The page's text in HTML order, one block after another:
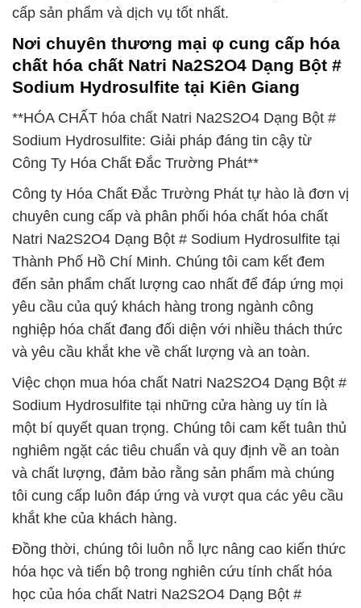
cấp sản phẩm và dịch vụ tốt nhất.
Nơi chuyên thương mại φ cung cấp hóa
chất hóa chất Natri Na2S2O4 Dạng Bột #
Sodium Hydrosulfite tại Kiên Giang
**HÓA CHẤT hóa chất Natri Na2S2O4 Dạng Bột #
Sodium Hydrosulfite: Giải pháp đáng tin cậy từ
Công Ty Hóa Chất Đắc Trường Phát**
Công ty Hóa Chất Đắc Trường Phát tự hào là đơn vị
chuyên cung cấp và phân phối hóa chất hóa chất
Natri Na2S2O4 Dạng Bột # Sodium Hydrosulfite tại
Thành Phố Hồ Chí Minh. Chúng tôi cam kết đem
đến sản phẩm chất lượng cao nhất để đáp ứng mọi
yêu cầu của quý khách hàng trong ngành công
nghiệp hóa chất đang đối diện với nhiều thách thức
và yêu cầu khắt khe về chất lượng và an toàn.
Việc chọn mua hóa chất Natri Na2S2O4 Dạng Bột #
Sodium Hydrosulfite tại những cửa hàng uy tín là
một bí quyết quan trọng. Chúng tôi cam kết tuân thủ
nghiêm ngặt các tiêu chuẩn và quy định về an toàn
và chất lượng, đảm bảo rằng sản phẩm mà chúng
tôi cung cấp luôn đáp ứng và vượt qua các yêu cầu
khắt khe của khách hàng.
Đồng thời, chúng tôi luôn nỗ lực nâng cao kiến thức
hóa học và tiến bộ trong nghiên cứu tính chất hóa
học của hóa chất Natri Na2S2O4 Dạng Bột #